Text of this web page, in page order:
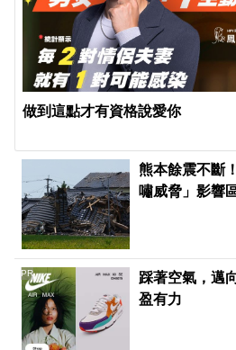
做到這點才有資格說愛你
熊本餘震不斷
嘯威脅」影響
踩著空氣，邁
盈有力
PR